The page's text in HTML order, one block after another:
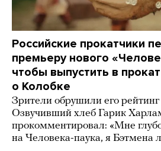
Российские прокатчики
премьеру нового
чтобы выпустить в
о Колобке
Зрители обрушили его
Озвучивший хлеб Гарик
прокомментировал: «Мне
на Человека-паука, я Бэтмена